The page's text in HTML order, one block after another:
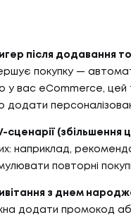
після додавання
покупку —
у вас eCommerce, цей
додати
сценарії (збільшення
наприклад,
повторні
з днем
додати промокод